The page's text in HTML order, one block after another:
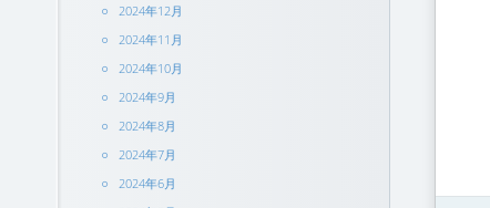
2024年12月
2024年11月
2024年10月
2024年9月
2024年8月
2024年7月
2024年6月